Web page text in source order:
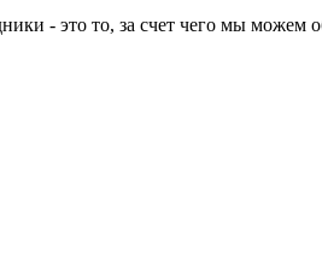
- это то, за счет чего мы